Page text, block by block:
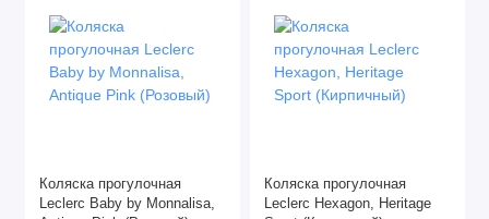
Коляска прогулочная
Leclerc Baby by Monnalisa,
Коляска прогулочная
Leclerc Hexagon, Heritage